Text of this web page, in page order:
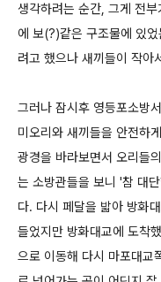
생각하려는 순간, 그게 전
에 보(?)같은 구조물에 있
려고 했으나 새끼들이 작아
그러나 잠시후 영등포소방
미오리와 새끼들을 안전하
광경을 바라보면서 오리들
는 소방관들을 보니 '참 대
다. 다시 페달을 밟아 방화
들었지만 방화대교에 도착
으로 이동해 다시 마포대교